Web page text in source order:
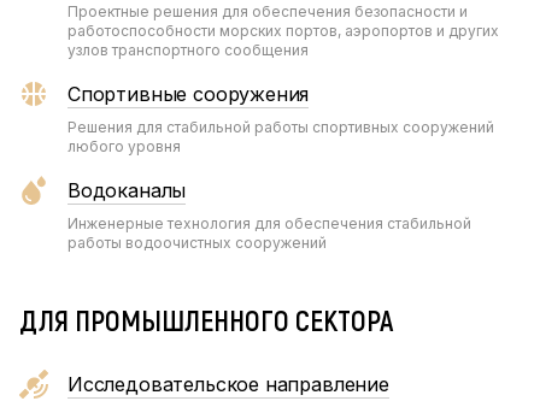
Проектные решения для обеспечения безопасности и
работоспособности морских портов, аэропортов и других
узлов транспортного сообщения
Спортивные сооружения
Решения для стабильной работы спортивных сооружений
любого уровня
Водоканалы
Инженерные технология для обеспечения стабильной
работы водоочистных сооружений
ДЛЯ ПРОМЫШЛЕННОГО СЕКТОРА
Исследовательское направление